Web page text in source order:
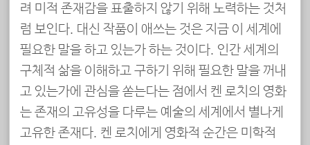
려 미적 존재감을 표출하지 않기 위해 노력하는 것처
럼 보인다. 대신 작품이 애쓰는 것은 지금 이 세계에
필요한 말을 하고 있는가 하는 것이다. 인간 세계의
구체적 삶을 이해하고 구하기 위해 필요한 말을 꺼내
고 있는가에 관심을 쏟는다는 점에서 켄 로치의 영화
는 존재의 고유성을 다루는 예술의 세계에서 별나게
고유한 존재다. 켄 로치에게 영화적 순간은 미학적